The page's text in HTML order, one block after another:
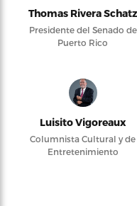
Thomas Rivera Schatz
Presidente del Senado de
Puerto Rico
Luisito Vigoreaux
Columnista Cultural y de
Entretenimiento